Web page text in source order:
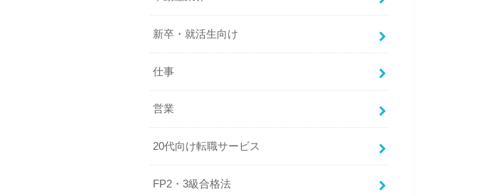
新卒・就活生向け
仕事
営業
20代向け転職サービス
FP2・3級合格法